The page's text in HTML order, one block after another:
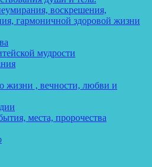
воскрешения,
гармоничной здоровой жизни
мудрости
жизни , вечности, любви и
места, пророчества